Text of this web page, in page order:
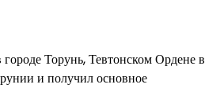
Торунь, Тевтонском Ордене в
и получил основное